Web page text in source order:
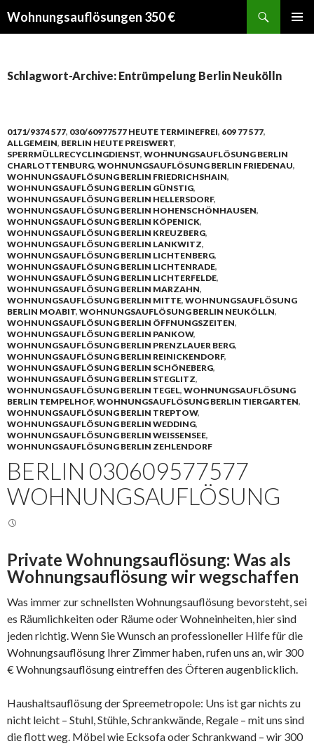
Wohnungsauflösungen 350 €
Schlagwort-Archive: Entrümpelung Berlin Neukölln
0171/9374 577, 030/60977577 HEUTE TERMINEFREI, 609 77 577,
ALLGEMEIN, BERLIN HEUTE PREISWERT,
SPERRMÜLLRECYCLINGDIENST, WOHNUNGSAUFLÖSUNG BERLIN
CHARLOTTENBURG, WOHNUNGSAUFLÖSUNG BERLIN FRIEDENAU,
WOHNUNGSAUFLÖSUNG BERLIN FRIEDRICHSHAIN,
WOHNUNGSAUFLÖSUNG BERLIN GÜNSTIG,
WOHNUNGSAUFLÖSUNG BERLIN HELLERSDORF,
WOHNUNGSAUFLÖSUNG BERLIN HOHENSCHÖNHAUSEN,
WOHNUNGSAUFLÖSUNG BERLIN KÖPENICK,
WOHNUNGSAUFLÖSUNG BERLIN KREUZBERG,
WOHNUNGSAUFLÖSUNG BERLIN LANKWITZ,
WOHNUNGSAUFLÖSUNG BERLIN LICHTENBERG,
WOHNUNGSAUFLÖSUNG BERLIN LICHTENRADE,
WOHNUNGSAUFLÖSUNG BERLIN LICHTERFELDE,
WOHNUNGSAUFLÖSUNG BERLIN MARZAHN,
WOHNUNGSAUFLÖSUNG BERLIN MITTE, WOHNUNGSAUFLÖSUNG
BERLIN MOABIT, WOHNUNGSAUFLÖSUNG BERLIN NEUKÖLLN,
WOHNUNGSAUFLÖSUNG BERLIN ÖFFNUNGSZEITEN,
WOHNUNGSAUFLÖSUNG BERLIN PANKOW,
WOHNUNGSAUFLÖSUNG BERLIN PRENZLAUER BERG,
WOHNUNGSAUFLÖSUNG BERLIN REINICKENDORF,
WOHNUNGSAUFLÖSUNG BERLIN SCHÖNEBERG,
WOHNUNGSAUFLÖSUNG BERLIN STEGLITZ,
WOHNUNGSAUFLÖSUNG BERLIN TEGEL, WOHNUNGSAUFLÖSUNG
BERLIN TEMPELHOF, WOHNUNGSAUFLÖSUNG BERLIN TIERGARTEN,
WOHNUNGSAUFLÖSUNG BERLIN TREPTOW,
WOHNUNGSAUFLÖSUNG BERLIN WEDDING,
WOHNUNGSAUFLÖSUNG BERLIN WEISSENSEE ,
WOHNUNGSAUFLÖSUNG BERLIN ZEHLENDORF
BERLIN 030609577577
WOHNUNGSAUFLÖSUNG
Private Wohnungsauflösung: Was als
Wohnungsauflösung wir wegschaffen
Was immer zur schnellsten Wohnungsauflösung bevorsteht, sei
es Räumlichkeiten oder Räume oder Wohneinheiten, hier sind
jeden richtig. Wenn Sie Wunsch an professioneller Hilfe für die
Wohnungsauflösung Ihrer Zimmer haben, rufen uns an, wir 300
€ Wohnungsauflösung eintreffen des Öfteren augenblicklich.
Haushaltsauflösung der Spreemetropole: Uns ist gar nichts zu
nicht leicht – Stuhl, Stühle, Schrankwände, Regale – mit uns sind
die flott weg. Möbel wie Ecksofa oder Schrankwand – wir 300